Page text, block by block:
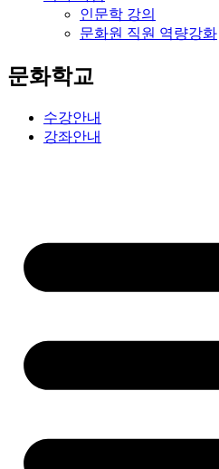
인문학 강의
문화원 직원 역량강화
문화학교
수강안내
강좌안내